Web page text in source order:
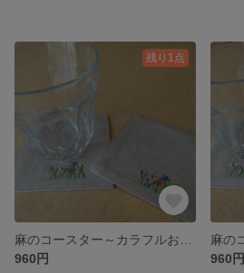
残り1点
960円
960円